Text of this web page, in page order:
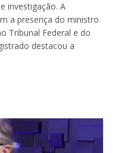
investigação. A
a presença do ministro
Tribunal Federal e do
destacou a